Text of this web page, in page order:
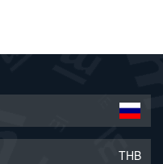
THB